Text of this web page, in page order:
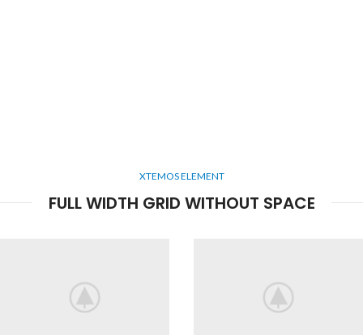
XTEMOS ELEMENT
FULL WIDTH GRID WITHOUT SPACE